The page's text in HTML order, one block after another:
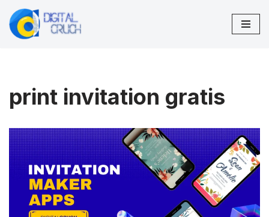
Spring
print invitation gratis